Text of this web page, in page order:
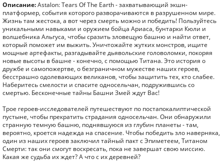
Описание:Astalon: Tears Of The Earth - захватывающий экшн-
платформер, события которого разворачиваются в разрушенном мире.
Жизнь там жестока, а вот через смерть можно и победить! Пользуйтесь
уникальными навыками и оружием бойца Ариаса, бунтарки Кюли и
волшебника Альгуса, чтобы сразить зловещую башню и найти ответ,
который поможет им выжить. Уничтожайте жутких монстров, ищите
мощные артефакты, разгадывайте дьявольские головоломки, покоряя
новые высоты в башне - конечно, с помощью Титана. Это история о
дружбе и самопожертве, о безграничном мужестве наших героев,
бесстрашно одолевающих великанов, чтобы защитить тех, кто слабее.
Наберитесь смелости и спасите односельчан, подружившись со
смертью. Бесконечные тайны Башни Змей ждут Вас!
Трое героев-исследователей путешествуют по постапокалиптической
пустыне, чтобы прекратить страдания односельчан. Они обнаружили
странную темную башню, поднявшуюся из глубин планеты - там,
вероятно, кроется надежда на спасение. Чтобы победить зло наверняка,
один из наших героев заключил тайный пакт с Эпиметеем, Титаном
Смерти: так они смогут воскресать, пока не завершат свою миссию.
Какая же судьба их ждет? А что с их деревней?